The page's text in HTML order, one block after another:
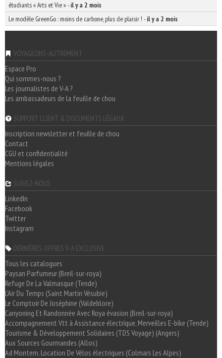
étudiants « Arts et Vie »-il y a 2 mois
Le modèle GreenGo : moins de carbone, plus de plaisir ! -il y a 2 mois
VOYAGEONS-AUTREMENT
Espace Pro
Qui sommes-nous ?
Les journalistes de V-A ?
Les ambassadeurs de la feuille de chou
SUPPORT CLIENT & DOCUMENTS LÉGAUX
Inscription newsletter et feuille de chou
Contact
CGU et confidentialité
Mentions légales
SUIVEZ-NOUS
LinkedIn
Facebook
Twitter
Instagram
DERNIÈRES OFFRES V-A EXCLUSIVE
Tous les catalogues
Paysan Parfumeur (Breil-sur-roya)
Refuge De La Valmasque (Tende)
L'Air Du Temps (Saint Martin Vésubie)
Le Comptoir De Joséphine (Valdeblore)
Canyoning Et Randonnée Avec Roya évasion (Breil-sur-roya)
Accompagnement Vtt à Assistance électrique, Merveilles E-bike (Tende)
Tourisme & Développement Solidaires (TDS Voyage) (Angers)
Aux Sources Gourmandes (Allos)
Ad Montem, Location De Vélos électriques (Colmars Les Alpes)